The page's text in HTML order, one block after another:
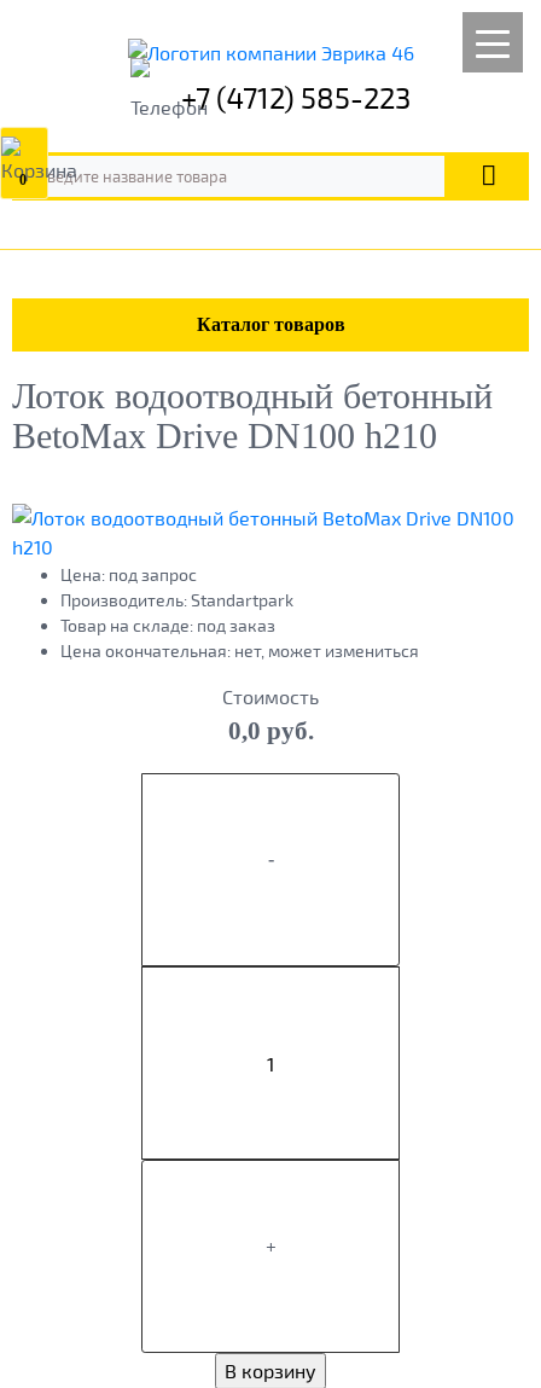
+7 (4712) 585-223
0
Каталог товаров
Лоток водоотводный бетонный
BetoMax Drive DN100 h210
Цена: под запрос
Производитель:Standartpark
Товар на складе: под заказ
Цена окончательная: нет, может измениться
Стоимость
0,0 руб.
-
+
В корзину